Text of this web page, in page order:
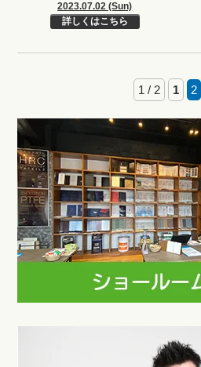
2023.07.02 (Sun)
詳しくはこちら
1 / 2 1 2